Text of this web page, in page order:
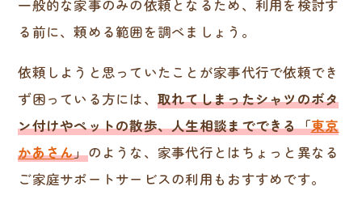
一般的な家事のみの依頼となるため、利用を検討す
る前に、頼める範囲を調べましょう。
依頼しようと思っていたことが家事代行で依頼でき
ず困っている方には、 取れてしまったシャツのボタ
ン付けやペットの散歩、人生相談までできる「東京
かあさん」のような、家事代行とはちょっと異なる
ご家庭サポートサービスの利用もおすすめです。